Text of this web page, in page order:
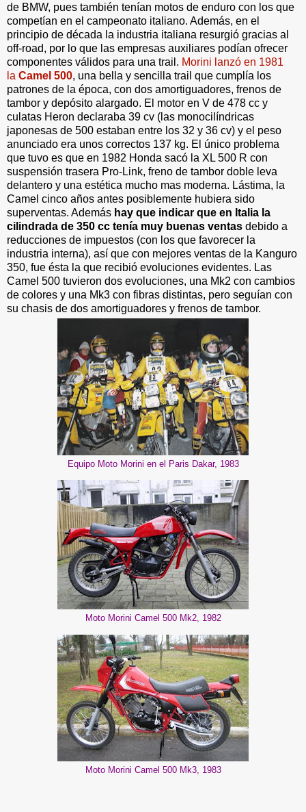
de BMW, pues también tenían motos de enduro con los que
competían en el campeonato italiano. Además, en el
principio de década la industria italiana resurgió gracias al
off-road, por lo que las empresas auxiliares podían ofrecer
componentes válidos para una trail. Morini lanzó en 1981
la Camel 500, una bella y sencilla trail que cumplía los
patrones de la época, con dos amortiguadores, frenos de
tambor y depósito alargado. El motor en V de 478 cc y
culatas Heron declaraba 39 cv (las monocilíndricas
japonesas de 500 estaban entre los 32 y 36 cv) y el peso
anunciado era unos correctos 137 kg. El único problema
que tuvo es que en 1982 Honda sacó la XL 500 R con
suspensión trasera Pro-Link, freno de tambor doble leva
delantero y una estética mucho mas moderna. Lástima, la
Camel cinco años antes posiblemente hubiera sido
superventas. Además hay que indicar que en Italia la
cilindrada de 350 cc tenía muy buenas ventas debido a
reducciones de impuestos (con los que favorecer la
industria interna), así que con mejores ventas de la Kanguro
350, fue ésta la que recibió evoluciones evidentes. Las
Camel 500 tuvieron dos evoluciones, una Mk2 con cambios
de colores y una Mk3 con fibras distintas, pero seguían con
su chasis de dos amortiguadores y frenos de tambor.
Equipo Moto Morini en el Paris Dakar, 1983
Moto Morini Camel 500 Mk2, 1982
Moto Morini Camel 500 Mk3, 1983